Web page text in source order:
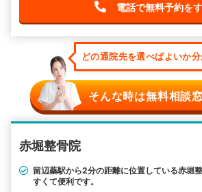
電話で無料予約を
どの通院先を選べばよいか
そんな時は無料相談
赤堀整骨院
留辺蘂駅から2分の距離に位置している赤堀
すくて便利です。